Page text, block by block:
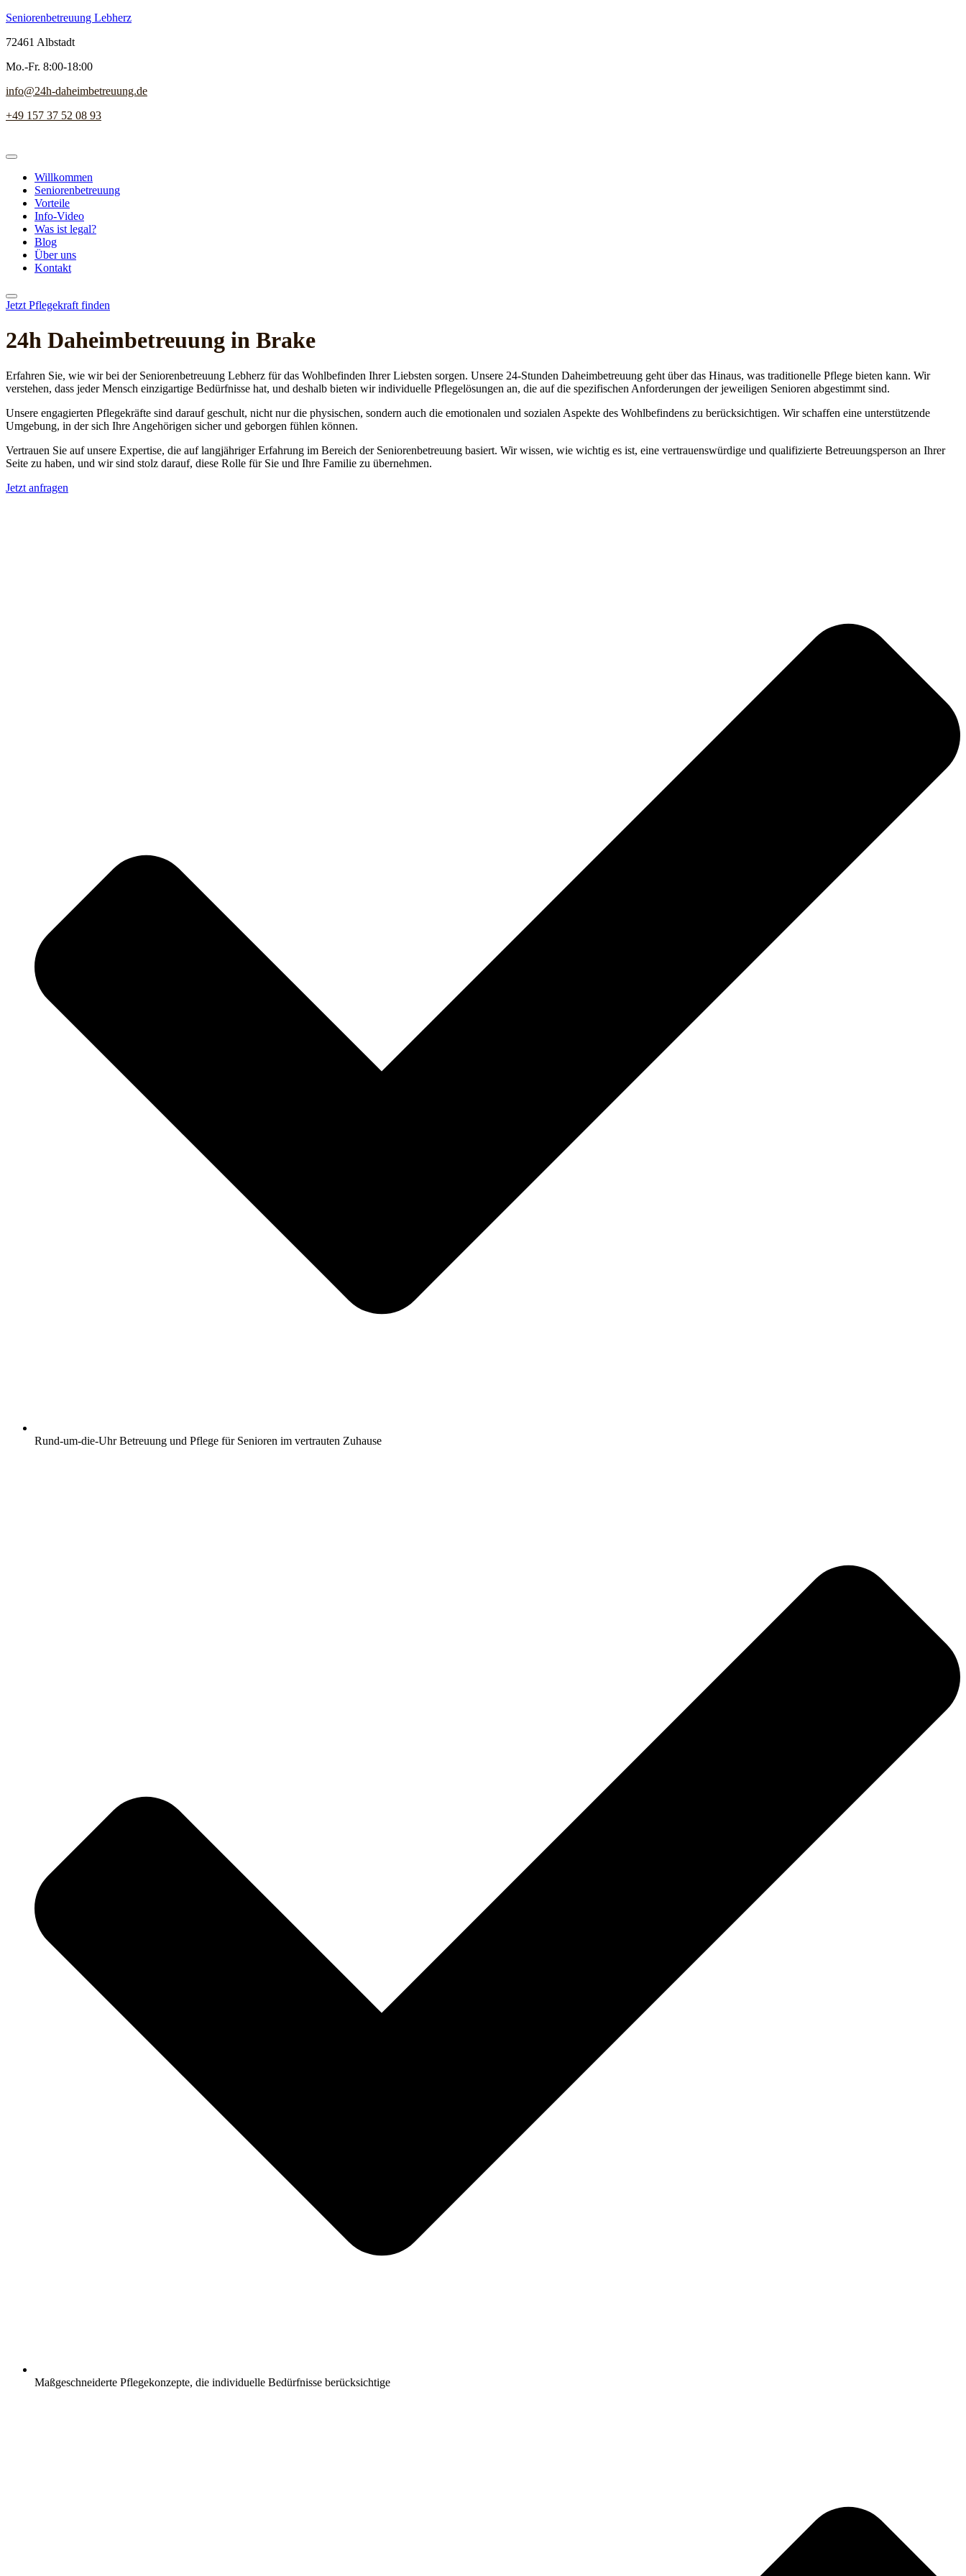
Seniorenbetreuung Lebherz
72461 Albstadt
Mo.-Fr. 8:00-18:00
info@24h-daheimbetreuung.de
+49 157 37 52 08 93
Willkommen
Seniorenbetreuung
Vorteile
Info-Video
Was ist legal?
Blog
Über uns
Kontakt
Jetzt Pflegekraft finden
24h Daheim­betreuung in Brake
Erfahren Sie, wie wir bei der Seniorenbetreuung Lebherz für das Wohlbefinden Ihrer Liebsten sorgen. Unsere 24-Stunden Daheimbetreuung geht über das Hinaus, was traditionelle Pflege bieten kann. Wir
verstehen, dass jeder Mensch einzigartige Bedürfnisse hat, und deshalb bieten wir individuelle Pflegelösungen an, die auf die spezifischen Anforderungen der jeweiligen Senioren abgestimmt sind.
Unsere engagierten Pflegekräfte sind darauf geschult, nicht nur die physischen, sondern auch die emotionalen und sozialen Aspekte des Wohlbefindens zu berücksichtigen. Wir schaffen eine unterstützende
Umgebung, in der sich Ihre Angehörigen sicher und geborgen fühlen können.
Vertrauen Sie auf unsere Expertise, die auf langjähriger Erfahrung im Bereich der Seniorenbetreuung basiert. Wir wissen, wie wichtig es ist, eine vertrauenswürdige und qualifizierte Betreuungsperson an Ihrer
Seite zu haben, und wir sind stolz darauf, diese Rolle für Sie und Ihre Familie zu übernehmen.
Jetzt anfragen
Rund-um-die-Uhr Betreuung und Pflege für Senioren im vertrauten Zuhause
Maßgeschneiderte Pflegekonzepte, die individuelle Bedürfnisse berücksichtige